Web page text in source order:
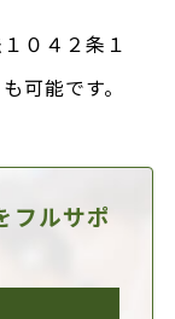
０４２条１
可能です。
フルサポ